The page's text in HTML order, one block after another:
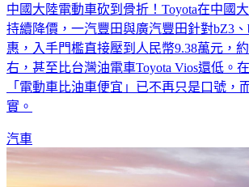
中國大陸電動車砍到骨折！Toyota在中國
持續降價，一汽豐田與廣汽豐田針對bZ3
惠，入手門檻直接壓到人民幣9.38萬元，
右，甚至比台灣油電車Toyota Vios還低。
「電動車比油車便宜」已不再只是口號，
實。
汽車